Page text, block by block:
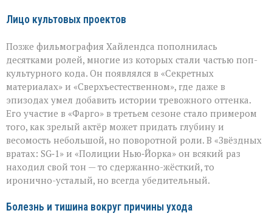
Лицо культовых проектов
Позже фильмография Хайлендса пополнилась
десятками ролей, многие из которых стали частью поп-
культурного кода. Он появлялся в «Секретных
материалах» и «Сверхъестественном», где даже в
эпизодах умел добавить истории тревожного оттенка.
Его участие в «Фарго» в третьем сезоне стало примером
того, как зрелый актёр может придать глубину и
весомость небольшой, но поворотной роли. В «Звёздных
вратах: SG‑1» и «Полиции Нью‑Йорка» он всякий раз
находил свой тон — то сдержанно-жёсткий, то
иронично-усталый, но всегда убедительный.
Болезнь и тишина вокруг причины ухода